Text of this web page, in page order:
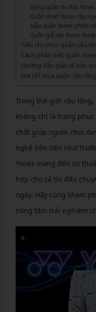
Dòng quần thi đấu
Quần short Yonex tập
Mẫu quần Yonex phiên
Quần giả váy Yonex
Tiêu chí chọn quần cầu
Cách phân biệt quần
Hướng dẫn giặt và bảo
Địa chỉ mua quần cầu
Trong thế giới cầu
không chỉ là trang
chốt giúp người chơi
nghệ tiên tiến như
Yonex mang đến sự
hợp cho cả thi đấu
ngày. Hãy cùng khám
nâng tầm trải nghiệm